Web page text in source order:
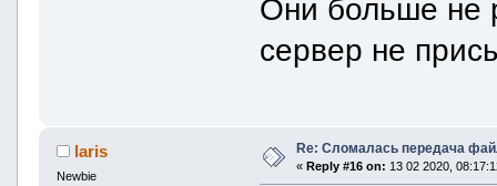
Они больше не
сервер не
laris
Newbie
Re: Сломалась передача
« Reply #16 on: 13 02 2020,